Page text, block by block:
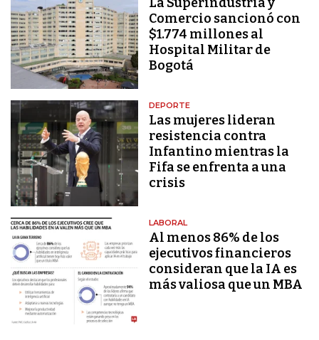
Comercio sancionó con
$1.774 millones al
Hospital Militar de
Bogotá
DEPORTE
Las mujeres lideran
resistencia contra
Infantino mientras la
Fifa se enfrenta a una
crisis
LABORAL
Al menos 86% de los
ejecutivos financieros
consideran que la IA es
más valiosa que un MBA